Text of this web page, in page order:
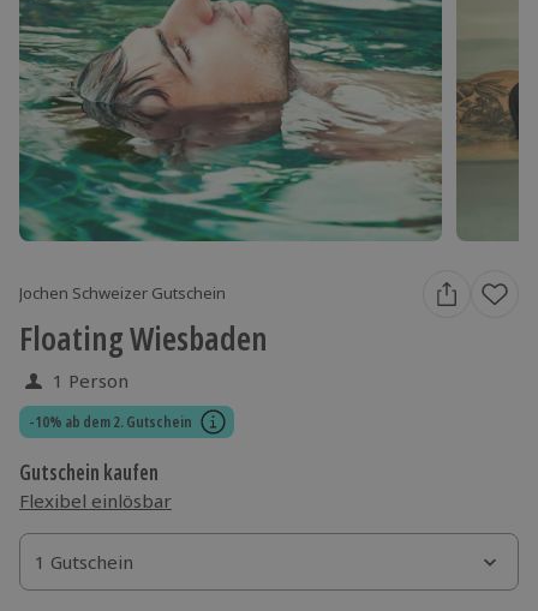
Jochen Schweizer Gutschein
Floating Wiesbaden
1 Person
-10% ab dem 2. Gutschein
Gutschein kaufen
Flexibel einlösbar
1 Gutschein
1 Gutschein
1 Gutschein